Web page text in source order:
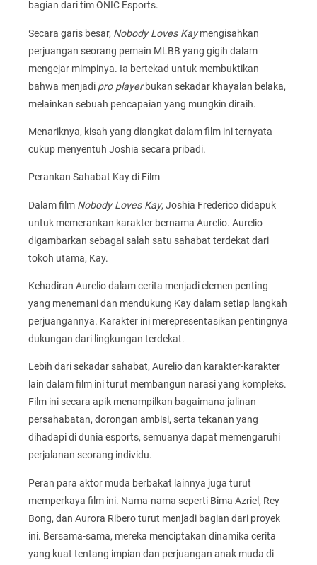
bagian dari tim ONIC Esports.
Secara garis besar, Nobody Loves Kaymengisahkan
perjuangan seorang pemain MLBB yang gigih dalam
mengejar mimpinya. Ia bertekad untuk membuktikan
bahwa menjadi pro playerbukan sekadar khayalan belaka,
melainkan sebuah pencapaian yang mungkin diraih.
Menariknya, kisah yang diangkat dalam film ini ternyata
cukup menyentuh Joshia secara pribadi.
Perankan Sahabat Kay di Film
Dalam film Nobody Loves Kay, Joshia Frederico didapuk
untuk memerankan karakter bernama Aurelio. Aurelio
digambarkan sebagai salah satu sahabat terdekat dari
tokoh utama, Kay.
Kehadiran Aurelio dalam cerita menjadi elemen penting
yang menemani dan mendukung Kay dalam setiap langkah
perjuangannya. Karakter ini merepresentasikan pentingnya
dukungan dari lingkungan terdekat.
Lebih dari sekadar sahabat, Aurelio dan karakter-karakter
lain dalam film ini turut membangun narasi yang kompleks.
Film ini secara apik menampilkan bagaimana jalinan
persahabatan, dorongan ambisi, serta tekanan yang
dihadapi di dunia esports, semuanya dapat memengaruhi
perjalanan seorang individu.
Peran para aktor muda berbakat lainnya juga turut
memperkaya film ini. Nama-nama seperti Bima Azriel, Rey
Bong, dan Aurora Ribero turut menjadi bagian dari proyek
ini. Bersama-sama, mereka menciptakan dinamika cerita
yang kuat tentang impian dan perjuangan anak muda di